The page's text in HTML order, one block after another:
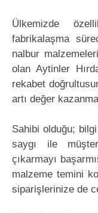
Ülkemizde
fabrikalaşma
nalbur
olan Aytinler
rekabet
artı değer
Sahibi olduğu;
saygı ile
çıkarmayı
malzeme temini
siparişlerinize de